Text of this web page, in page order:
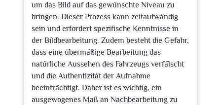
um das Bild auf das gewünschte Niveau zu
bringen. Dieser Prozess kann zeitaufwändig
sein und erfordert spezifische Kenntnisse in
der Bildbearbeitung. Zudem besteht die Gefahr,
dass eine übermäßige Bearbeitung das
natürliche Aussehen des Fahrzeugs verfälscht
und die Authentizität der Aufnahme
beeinträchtigt. Daher ist es wichtig, ein
ausgewogenes Maß an Nachbearbeitung zu